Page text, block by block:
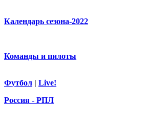
Календарь сезона-2022
Команды и пилоты
Футбол | Live!
Россия - РПЛ